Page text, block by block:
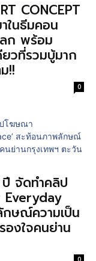
CONCEPT
ในธีมคอน
ก พร้อม
วที่รวมบู้มาก
!!
0
ปี จัดทำคลิป
Everyday
ษณ์ความเป็น
งใจคนย่าน